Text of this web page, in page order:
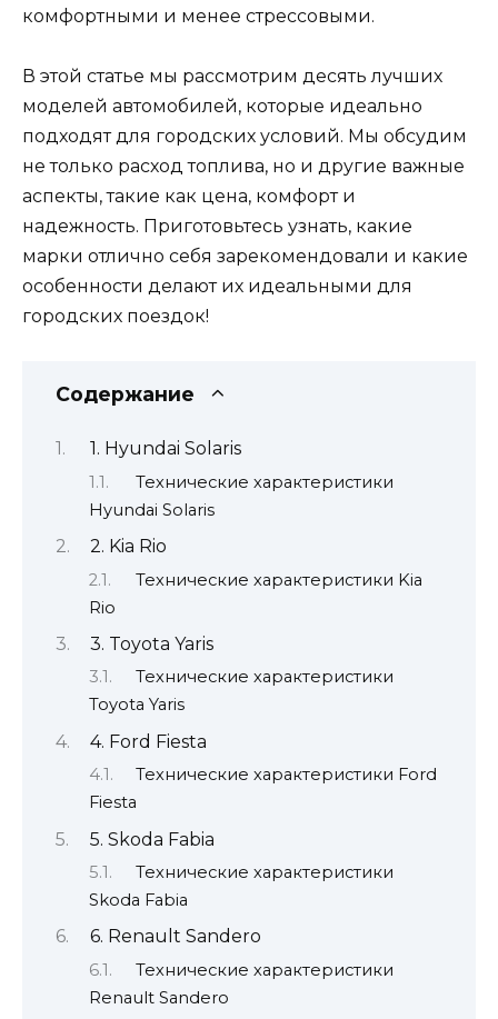
комфортными и менее стрессовыми.
В этой статье мы рассмотрим десять лучших
моделей автомобилей, которые идеально
подходят для городских условий. Мы обсудим
не только расход топлива, но и другие важные
аспекты, такие как цена, комфорт и
надежность. Приготовьтесь узнать, какие
марки отлично себя зарекомендовали и какие
особенности делают их идеальными для
городских поездок!
Содержание
1. Hyundai Solaris
Технические характеристики
Hyundai Solaris
2. Kia Rio
Технические характеристики Kia
Rio
3. Toyota Yaris
Технические характеристики
Toyota Yaris
4. Ford Fiesta
Технические характеристики Ford
Fiesta
5. Skoda Fabia
Технические характеристики
Skoda Fabia
6. Renault Sandero
Технические характеристики
Renault Sandero